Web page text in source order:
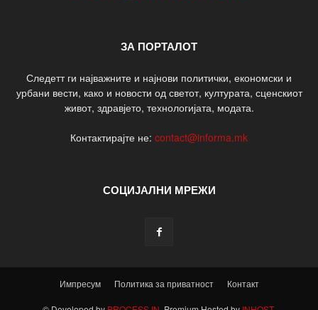
ЗА ПОРТАЛОТ
Следетт ги најважните и најнови политички, економски и
урбани вести, како и новости од светот, културата, сценскиот
живот, здравјето, технологијата, модата.
Контактирајте не: contact@informa.mk
СОЦИЈАЛНИ МРЕЖИ
Импресум Политика за приватност Контакт